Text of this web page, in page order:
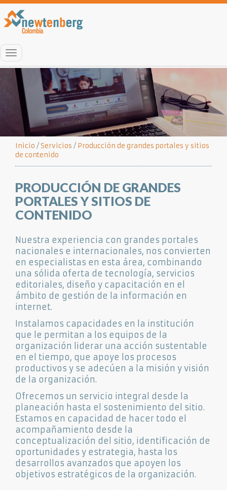
Menú
Inicio / Servicios / Producción de grandes portales y sitios
de contenido
PRODUCCIÓN DE GRANDES
PORTALES Y SITIOS DE
CONTENIDO
Nuestra experiencia con grandes portales
nacionales e internacionales, nos convierten
en especialistas en esta área, combinando
una sólida oferta de tecnología, servicios
editoriales, diseño y capacitación en el
ámbito de gestión de la información en
internet.
Instalamos capacidades en la institución
que le permitan a los equipos de la
organización liderar una acción sustentable
en el tiempo, que apoye los procesos
productivos y se adecúen a la misión y visión
de la organización.
Ofrecemos un servicio integral desde la
planeación hasta el sostenimiento del sitio.
Estamos en capacidad de hacer todo el
acompañamiento desde la
conceptualización del sitio, identificación de
oportunidades y estrategia, hasta los
desarrollos avanzados que apoyen los
objetivos estratégicos de la organización.